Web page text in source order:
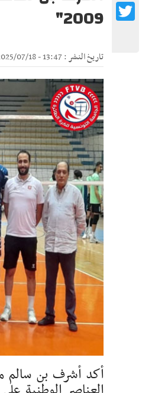
2009"
تاريخ النشر : 13:47 - 2025/07/18
Twitter